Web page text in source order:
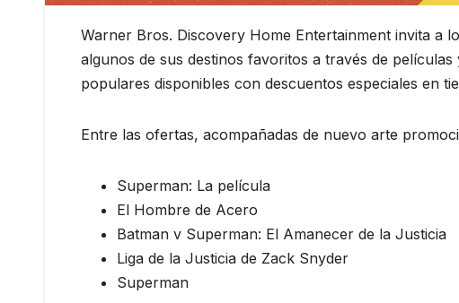
Warner Bros. Discovery Home Entertainment invita a
algunos de sus destinos favoritos a través de
populares disponibles con descuentos especiales en
Entre las ofertas, acompañadas de nuevo arte
Superman: La película
El Hombre de Acero
Batman v Superman: El Amanecer de la Justicia
Liga de la Justicia de Zack Snyder
Superman